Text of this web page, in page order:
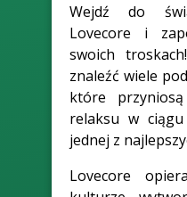
Wejdź do
Lovecore i
swoich
znaleźć wiele
które
relaksu w
jednej z
Lovecore